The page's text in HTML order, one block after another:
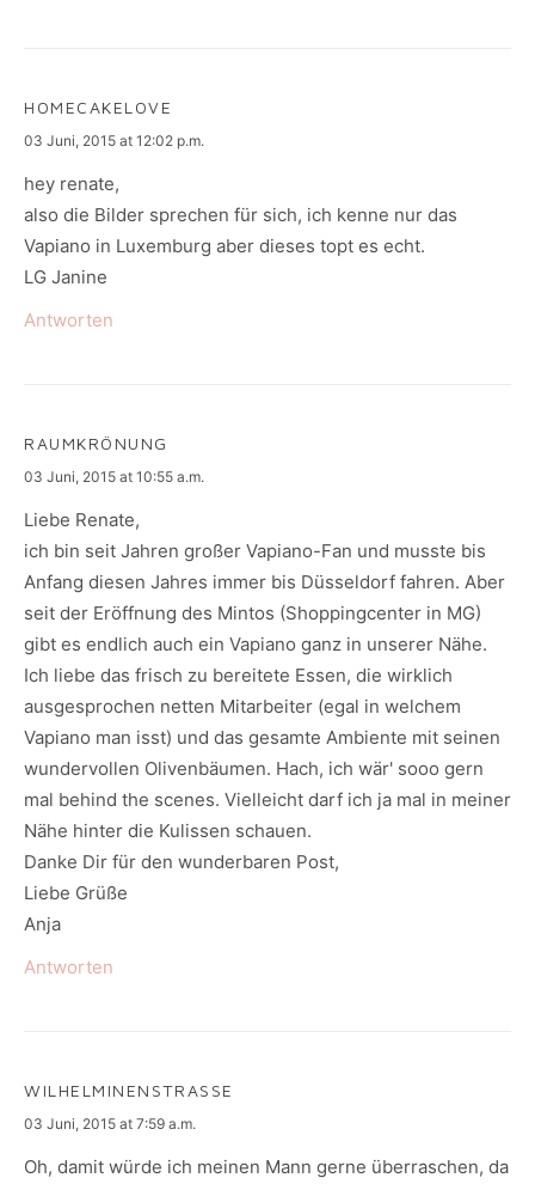
HOMECAKELOVE
says:
03 Juni, 2015 at 12:02 p.m.
hey renate,
also die Bilder sprechen für sich, ich kenne nur das
Vapiano in Luxemburg aber dieses topt es echt.
LG Janine
Antworten
RAUMKRÖNUNG
says:
03 Juni, 2015 at 10:55 a.m.
Liebe Renate,
ich bin seit Jahren großer Vapiano-Fan und musste bis
Anfang diesen Jahres immer bis Düsseldorf fahren. Aber
seit der Eröffnung des Mintos (Shoppingcenter in MG)
gibt es endlich auch ein Vapiano ganz in unserer Nähe.
Ich liebe das frisch zu bereitete Essen, die wirklich
ausgesprochen netten Mitarbeiter (egal in welchem
Vapiano man isst) und das gesamte Ambiente mit seinen
wundervollen Olivenbäumen. Hach, ich wär' sooo gern
mal behind the scenes. Vielleicht darf ich ja mal in meiner
Nähe hinter die Kulissen schauen.
Danke Dir für den wunderbaren Post,
Liebe Grüße
Anja
Antworten
WILHELMINENSTRASSE
says:
03 Juni, 2015 at 7:59 a.m.
Oh, damit würde ich meinen Mann gerne überraschen, da